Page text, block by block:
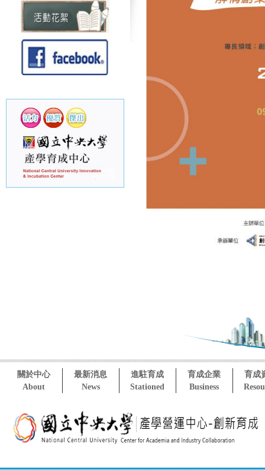
關於中心
About
最新消息
News
進駐育成
Stationed
育成企業
Business
育成